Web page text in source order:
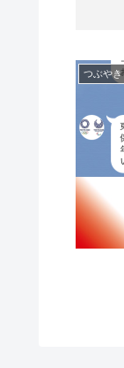
つぶやき